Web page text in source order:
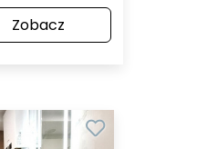
Zobacz